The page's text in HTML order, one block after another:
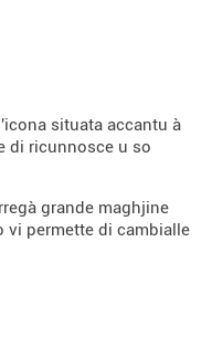
situata accantu à
di ricunnosce u so
grande maghjine
vi permette di cambialle